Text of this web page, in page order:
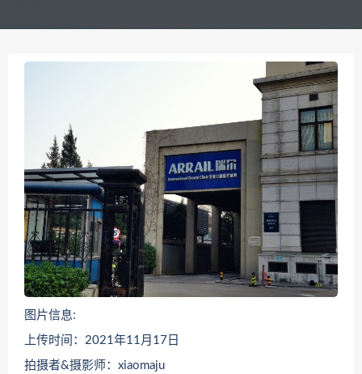
图片信息:
上传时间：2021年11月17日
拍摄者&摄影师：xiaomaju